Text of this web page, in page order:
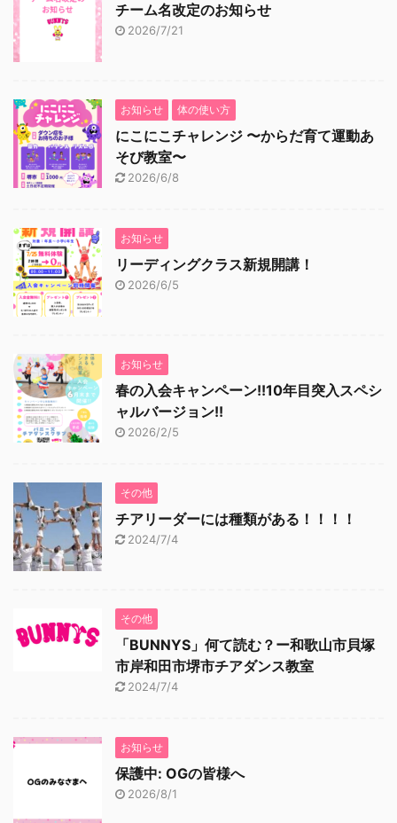
チーム名改定のお知らせ
2026/7/21
お知らせ 体の使い方
にこにこチャレンジ 〜からだ育て運動あ
そび教室〜
2026/6/8
お知らせ
リーディングクラス新規開講！
2026/6/5
お知らせ
春の入会キャンペーン!!10年目突入スペシ
ャルバージョン!!
2026/2/5
その他
チアリーダーには種類がある！！！！
2024/7/4
その他
「BUNNYS」何て読む？ー和歌山市貝塚
市岸和田市堺市チアダンス教室
2024/7/4
お知らせ
保護中: OGの皆様へ
2026/8/1